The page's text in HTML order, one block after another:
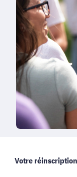
Votre